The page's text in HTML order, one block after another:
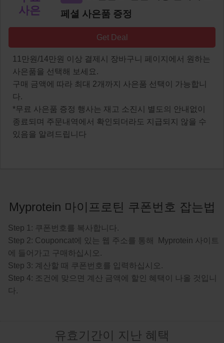
사은
페셜 사은품 증정
Get Deal
11만원/14만원 이상 결제시 장바구니 페이지에서 원하는
사은품을 선택해 보세요.
구매 금액에 따라 최대 2개까지 사은품 선택이 가능합니
다.
*무료 사은품 증정 행사는 재고 소진시 별도의 안내없이
종료되며 주문내역에서 확인되더라도 지급되지 않을 수
있음을 알려드립니다
Myprotein 마이프로틴 쿠폰번호 잡는법
Step 1: 쿠폰번호를 복사합니다.
Step 2: Couponcat에 있는 웹 주소를 통해 Myprotein 사이트
에 들어가고 구매하십시오.
Step 3: 계산할 때 쿠폰번호를 입력하십시오.
Step 4: 조건에 맞으면 계산 금액에 할인 혜택이 나올 것입니
다.
유효기간이 지난 혜택